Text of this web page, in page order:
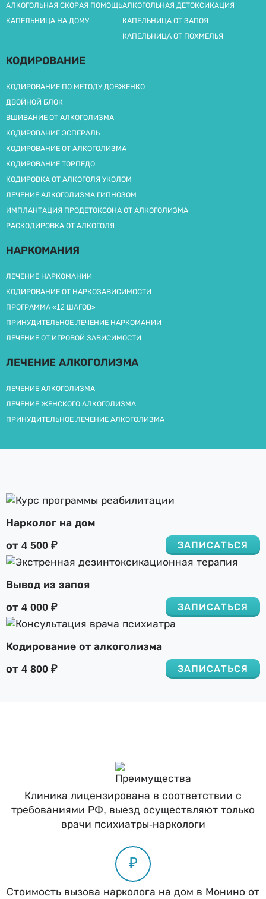
АЛКОГОЛЬНАЯ СКОРАЯ ПОМОЩЬ
КАПЕЛЬНИЦА НА ДОМУ
АЛКОГОЛЬНАЯ ДЕТОКСИКАЦИЯ
КАПЕЛЬНИЦА ОТ ЗАПОЯ
КАПЕЛЬНИЦА ОТ ПОХМЕЛЬЯ
КОДИРОВАНИЕ
КОДИРОВАНИЕ ПО МЕТОДУ ДОВЖЕНКО
ДВОЙНОЙ БЛОК
ВШИВАНИЕ ОТ АЛКОГОЛИЗМА
КОДИРОВАНИЕ ЭСПЕРАЛЬ
КОДИРОВАНИЕ ОТ АЛКОГОЛИЗМА
КОДИРОВАНИЕ ТОРПЕДО
КОДИРОВКА ОТ АЛКОГОЛЯ УКОЛОМ
ЛЕЧЕНИЕ АЛКОГОЛИЗМА ГИПНОЗОМ
ИМПЛАНТАЦИЯ ПРОДЕТОКСОНА ОТ АЛКОГОЛИЗМА
РАСКОДИРОВКА ОТ АЛКОГОЛЯ
НАРКОМАНИЯ
ЛЕЧЕНИЕ НАРКОМАНИИ
КОДИРОВАНИЕ ОТ НАРКОЗАВИСИМОСТИ
ПРОГРАММА «12 ШАГОВ»
ПРИНУДИТЕЛЬНОЕ ЛЕЧЕНИЕ НАРКОМАНИИ
ЛЕЧЕНИЕ ОТ ИГРОВОЙ ЗАВИСИМОСТИ
ЛЕЧЕНИЕ АЛКОГОЛИЗМА
ЛЕЧЕНИЕ АЛКОГОЛИЗМА
ЛЕЧЕНИЕ ЖЕНСКОГО АЛКОГОЛИЗМА
ПРИНУДИТЕЛЬНОЕ ЛЕЧЕНИЕ АЛКОГОЛИЗМА
Нарколог на дом
от 4 500 ₽ ЗАПИСАТЬСЯ
Вывод из запоя
от 4 000 ₽ ЗАПИСАТЬСЯ
Кодирование от алкоголизма
от 4 800 ₽ ЗАПИСАТЬСЯ
Клиника лицензирована в соответствии с
требованиями РФ, выезд осуществляют только
врачи психиатры-наркологи
₽
Стоимость вызова нарколога на дом в Монино от